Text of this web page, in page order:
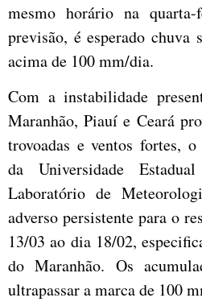
mesmo horário na
previsão, é esperado
acima de 100 mm/dia.
Com a instabilidade
Maranhão, Piauí e Ceará
trovoadas e ventos fortes,
da Universidade
Laboratório de
adverso persistente para o
13/03 ao dia 18/02,
do Maranhão. Os
ultrapassar a marca de 100